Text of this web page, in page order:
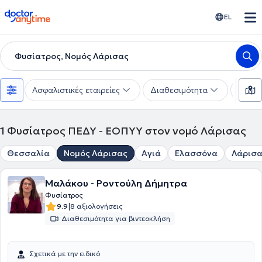
doctoranytime EL
Φυσίατρος, Νομός Λάρισας
Ασφαλιστικές εταιρείες Διαθεσιμότητα
1 Φυσίατρος ΠΕΔΥ - ΕΟΠΥΥ στον νομό Λάρισας
Θεσσαλία Νομός Λάρισας Αγιά Ελασσόνα Λάρισα
Μαλάκου - Ροντούλη Δήμητρα
Φυσίατρος
9.9|8 αξιολογήσεις
Διαθεσιμότητα για βιντεοκλήση
Σχετικά με την ειδικό